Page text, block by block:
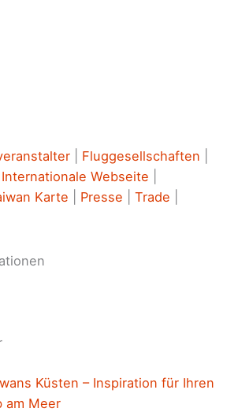
Fluggesellschaften
Internationale Webseite
Karte Presse Trade
Küsten – Inspiration für Ihren
am Meer